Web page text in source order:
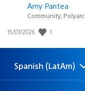
Amy Pantea
Community, Polyarc
Fecha
publicación:
15/07/2026 1
Elige
Región
Spanish (LatAm)